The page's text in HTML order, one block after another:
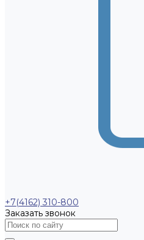
+7(4162) 310-800
Заказать звонок